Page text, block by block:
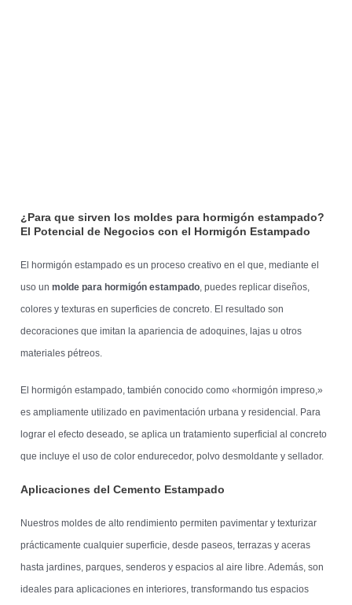
¿Para que sirven los moldes para hormigón estampado?
El Potencial de Negocios con el Hormigón Estampado
El hormigón estampado es un proceso creativo en el que, mediante el
uso unmolde para hormigón estampado, puedes replicar diseños,
colores y texturas en superficies de concreto. El resultado son
decoraciones que imitan la apariencia de adoquines, lajas u otros
materiales pétreos.
El hormigón estampado, también conocido como «hormigón impreso,»
es ampliamente utilizado en pavimentación urbana y residencial. Para
lograr el efecto deseado, se aplica un tratamiento superficial al concreto
que incluye el uso de color endurecedor, polvo desmoldante y sellador.
Aplicaciones del Cemento Estampado
Nuestros moldes de alto rendimiento permiten pavimentar y texturizar
prácticamente cualquier superficie, desde paseos, terrazas y aceras
hasta jardines, parques, senderos y espacios al aire libre. Además, son
ideales para aplicaciones en interiores, transformando tus espacios